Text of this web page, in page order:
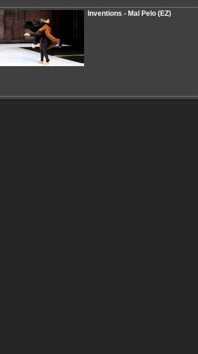
Inventions - Mal Pelo (EZ)